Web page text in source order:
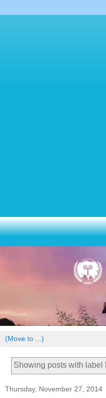
Showing posts with label
Thursday, November 27, 2014